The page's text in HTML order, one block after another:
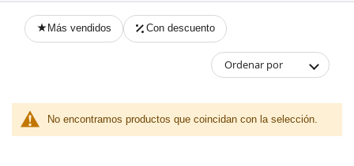
Más vendidos Con descuento
Ordenar por
No encontramos productos que coincidan con la selección.